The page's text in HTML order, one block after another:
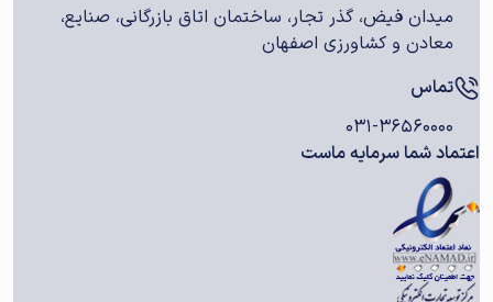
میدان فیض، گذر تجار، ساختمان اتاق بازرگانی، صنایع،
معادن و کشاورزی اصفهان
تماس
۰۳۱-۳۶۵۶۰۰۰۰
اعتماد شما سرمایه ماست